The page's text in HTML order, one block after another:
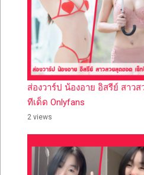
ส่องวาร์ป น้องอาย อิสรีย์ สาว
ทีเด็ด Onlyfans
2 views